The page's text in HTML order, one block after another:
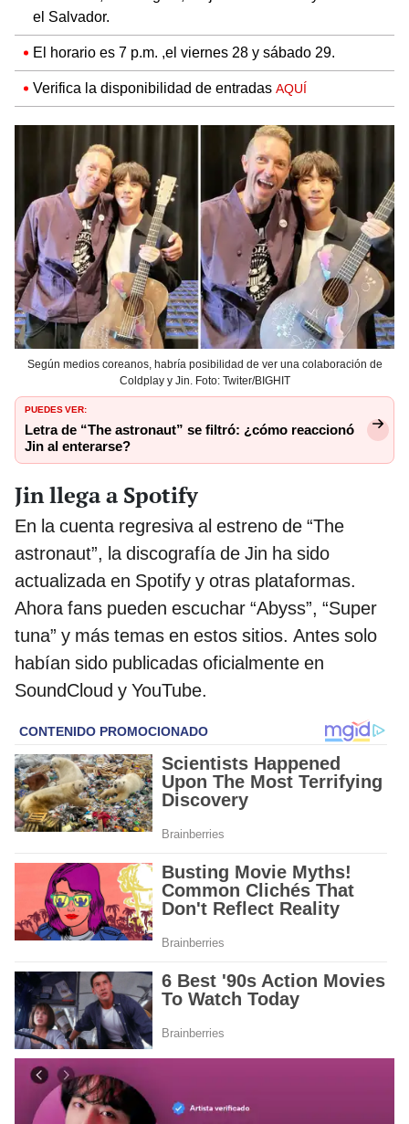
el Salvador.
El horario es 7 p.m. ,el viernes 28 y sábado 29.
Verifica la disponibilidad de entradas AQUÍ
Según medios coreanos, habría posibilidad de ver una colaboración de
Coldplay y Jin. Foto: Twiter/BIGHIT
PUEDES VER:
Letra de “The astronaut” se filtró: ¿cómo reaccionó
Jin al enterarse?
Jin llega a Spotify
En la cuenta regresiva al estreno de “The
astronaut”, la discografía de Jin ha sido
actualizada en Spotify y otras plataformas.
Ahora fans pueden escuchar “Abyss”, “Super
tuna” y más temas en estos sitios. Antes solo
habían sido publicadas oficialmente en
SoundCloud y YouTube.